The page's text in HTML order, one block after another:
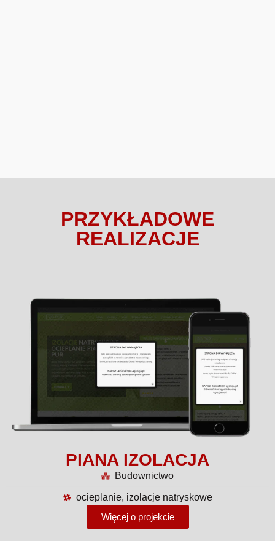
PRZYKŁADOWE
REALIZACJE
PIANA IZOLACJA
Budownictwo
ocieplanie, izolacje natryskowe
Więcej o projekcie